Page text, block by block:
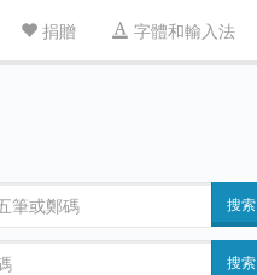
捐贈 字體和輸入法
搜索
搜索